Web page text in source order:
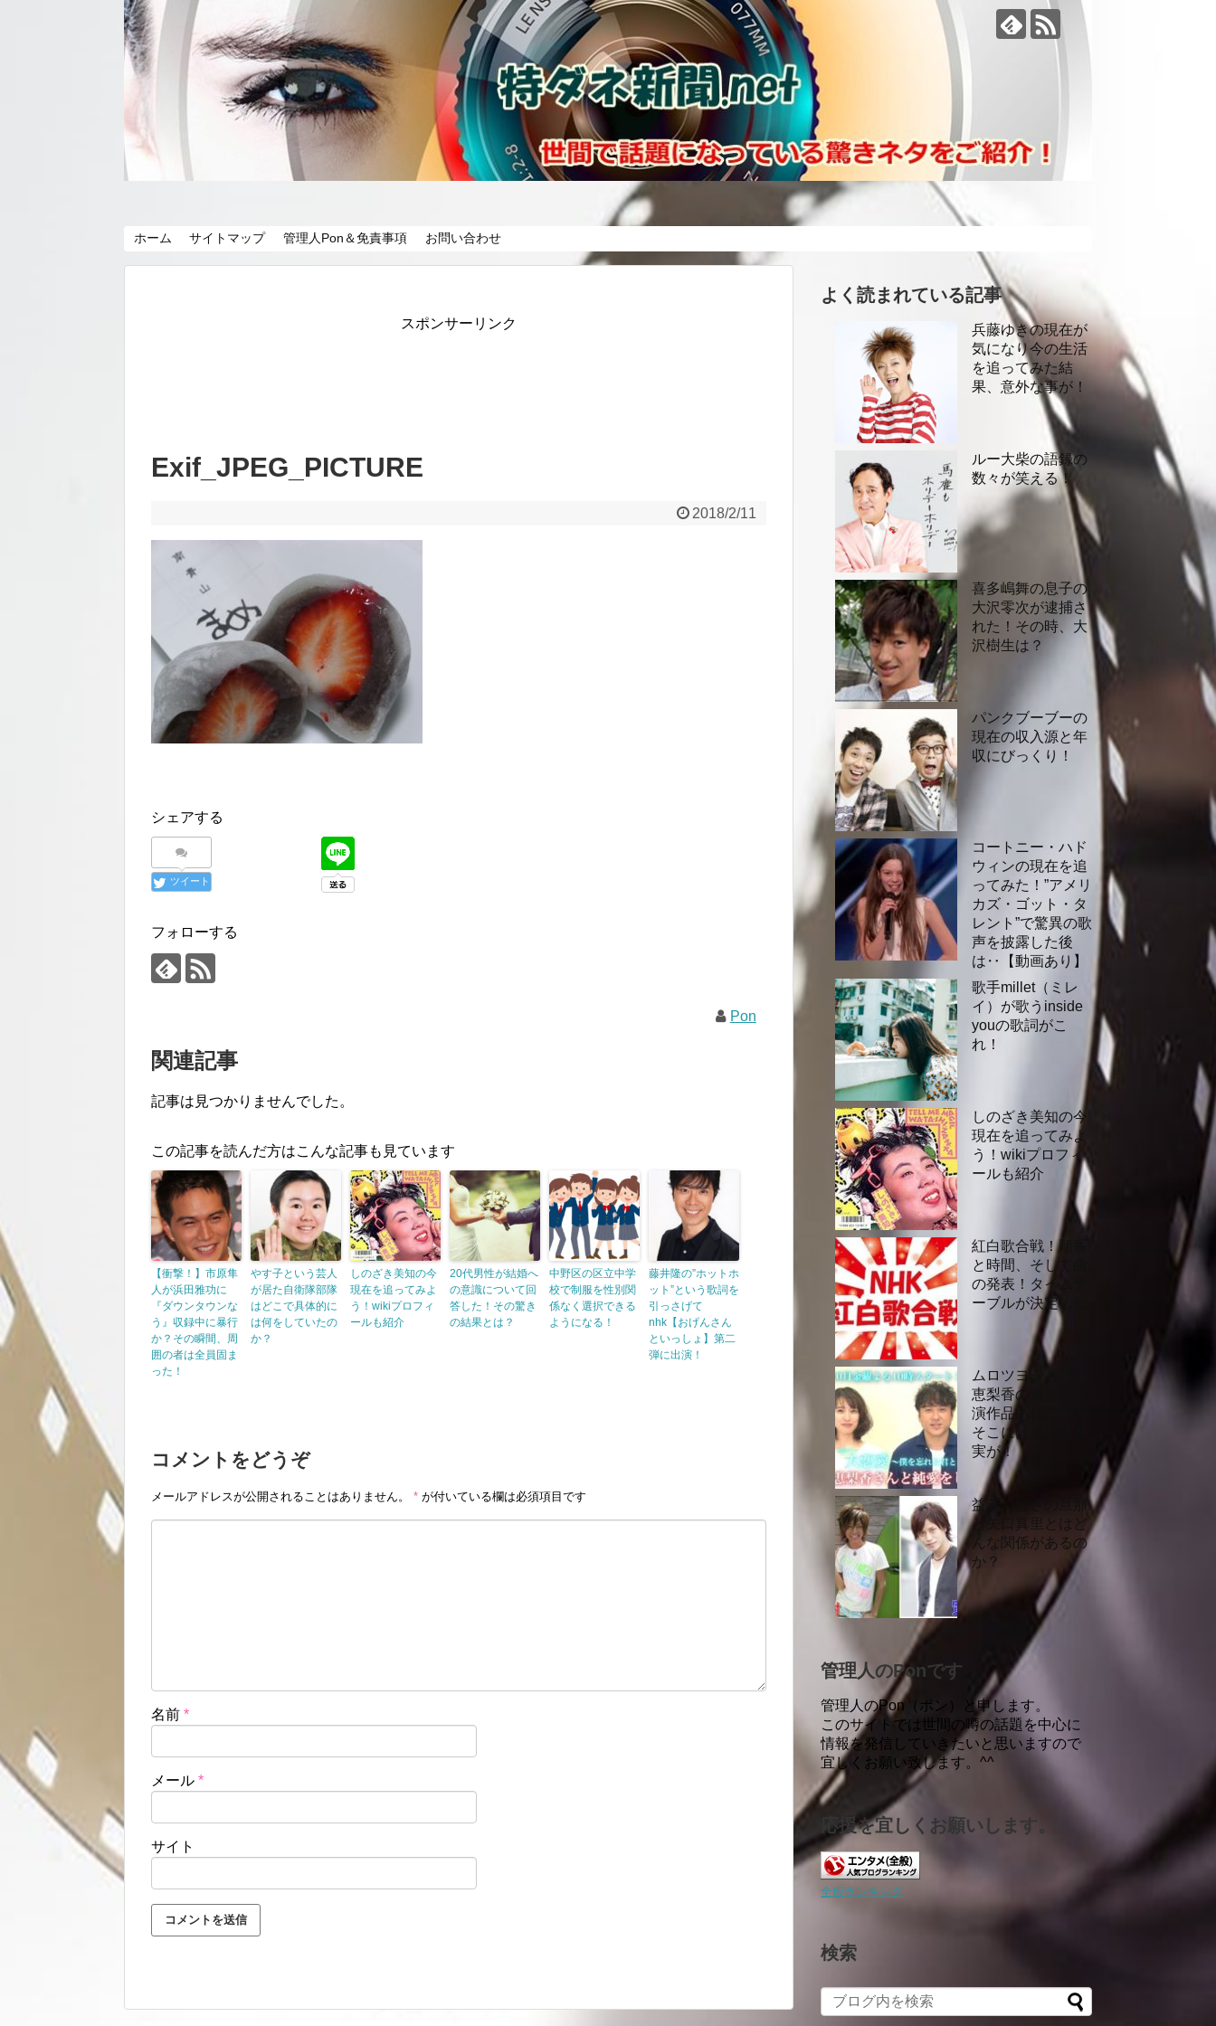
ホーム サイトマップ 管理人Pon＆免責事項 お問い合わせ
スポンサーリンク
Exif_JPEG_PICTURE
2018/2/11
シェアする
ツイート
フォローする
Pon
関連記事
記事は見つかりませんでした。
この記事を読んだ方はこんな記事も見ています
【衝撃！】市原隼
人が浜田雅功に
『ダウンタウンな
う』収録中に暴行
か？その瞬間、周
囲の者は全員固ま
った！
やす子という芸人
が居た自衛隊部隊
はどこで具体的に
は何をしていたの
か？
しのざき美知の今
現在を追ってみよ
う！wikiプロフィ
ールも紹介
20代男性が結婚へ
の意識について回
答した！その驚き
の結果とは？
中野区の区立中学
校で制服を性別関
係なく選択できる
ようになる！
藤井隆の”ホットホ
ット”という歌詞を
引っさげて
nhk【おげんさん
といっしょ】第二
弾に出演！
コメントをどうぞ
メールアドレスが公開されることはありません。 * が付いている欄は必須項目です
名前 *
メール *
サイト
よく読まれている記事
兵藤ゆきの現在が
気になり今の生活
を追ってみた結
果、意外な事が！
ルー大柴の語録の
数々が笑える！
喜多嶋舞の息子の
大沢零次が逮捕さ
れた！その時、大
沢樹生は？
パンクブーブーの
現在の収入源と年
収にびっくり！
コートニー・ハド
ウィンの現在を追
ってみた！”アメリ
カズ・ゴット・タ
レント”で驚異の歌
声を披露した後
は‥【動画あり】
歌手millet（ミレ
イ）が歌うinside
youの歌詞がこ
れ！
しのざき美知の今
現在を追ってみよ
う！wikiプロフィ
ールも紹介
紅白歌合戦！順番
と時間、そして曲
の発表！タイムテ
ーブルが決定した
ムロツヨシと戸田
恵梨香の過去の共
演作品あれこれ！
そこには意外な事
実が！
益若つばさの旦那
と矢口真里とはど
んな関係があるの
か？
管理人のPonです
管理人のPon（ポン）と申します。
このサイトでは世間の噂の話題を中心に
情報を発信していきたいと思いますので
宜しくお願い致します。^^
応援を宜しくお願いします。
全般ランキング
検索